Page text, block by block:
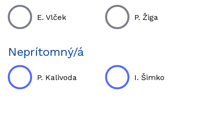
E. Vlček P. Žiga
Neprítomný/á
P. Kalivoda I. Šimko